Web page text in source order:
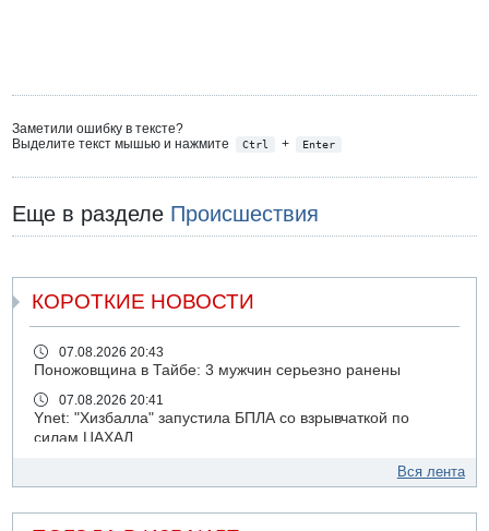
Заметили ошибку в тексте?
Выделите текст мышью и нажмите
Ctrl + Enter
Еще в разделе Происшествия
КОРОТКИЕ НОВОСТИ
07.08.2026 20:43
Поножовщина в Тайбе: 3 мужчин серьезно ранены
07.08.2026 20:41
Ynet: "Хизбалла" запустила БПЛА со взрывчаткой по
силам ЦАХАЛ
ДТП в Ашдоде: тяжело ранены двое маленьких детей
07.08.2026 19:14
Вся лента